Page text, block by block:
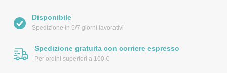
Disponibile
Spedizione in 5/7 giorni lavorativi
Spedizione gratuita con corriere espresso
Per ordini superiori a 100 €